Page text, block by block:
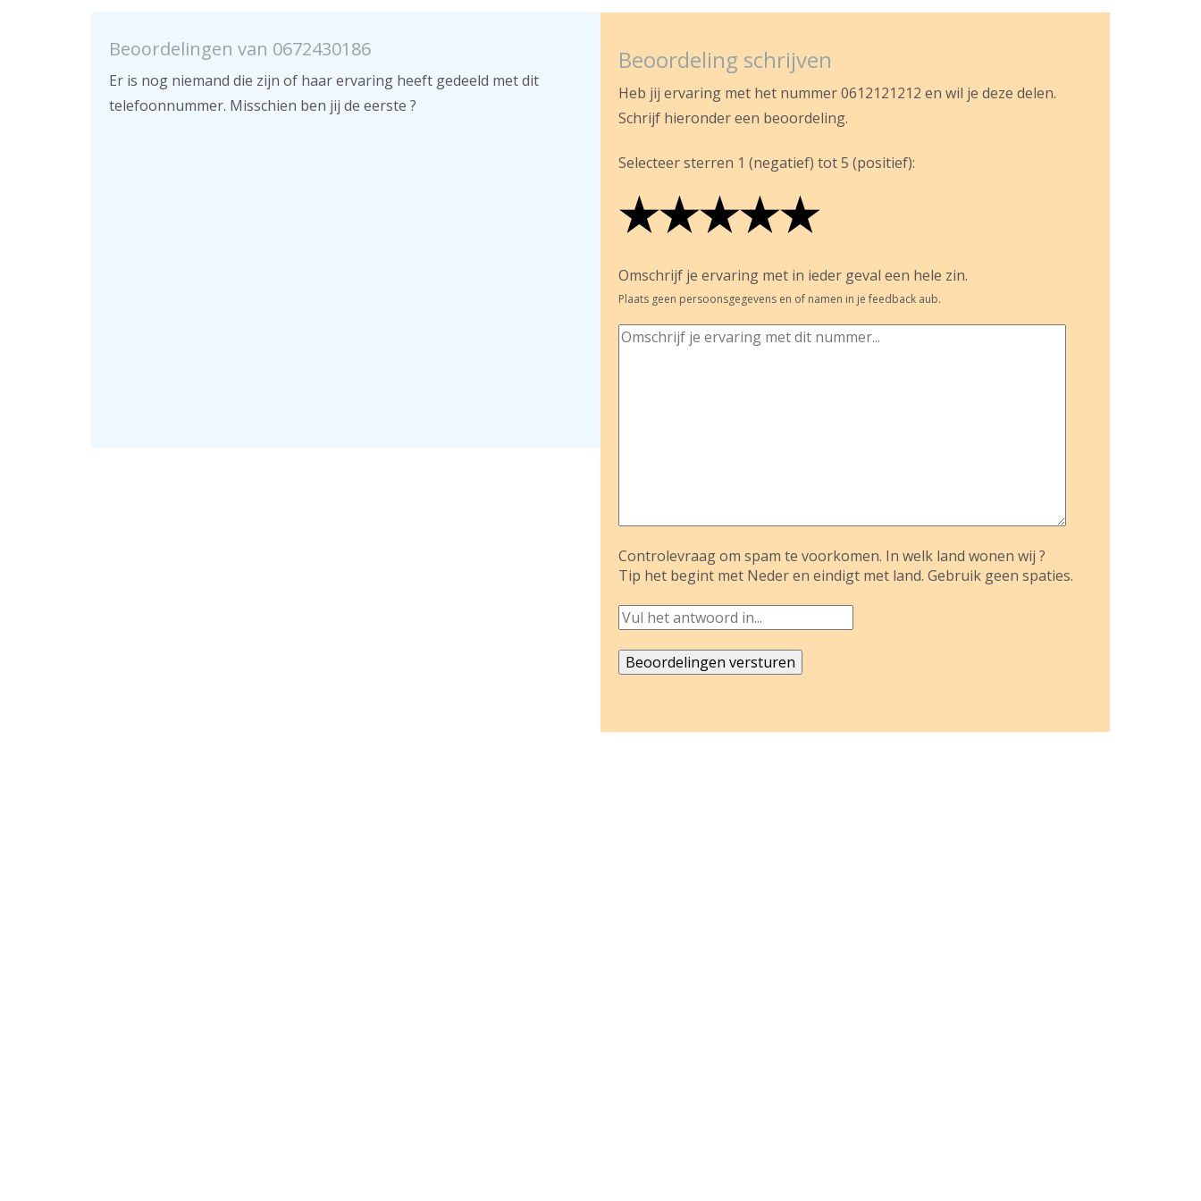
Beoordelingen van 0672430186
Er is nog niemand die zijn of haar ervaring heeft gedeeld met dit
telefoonnummer. Misschien ben jij de eerste ?
Beoordeling schrijven
Heb jij ervaring met het nummer 0612121212 en wil je deze delen.
Schrijf hieronder een beoordeling.
Selecteer sterren 1 (negatief) tot 5 (positief):
★
★★
★★★
★★★★
★★★★★
Omschrijf je ervaring met in ieder geval een hele zin.
Plaats geen persoonsgegevens en of namen in je feedback aub.
Controlevraag om spam te voorkomen. In welk land wonen wij ?
Tip het begint met Neder en eindigt met land. Gebruik geen spaties.